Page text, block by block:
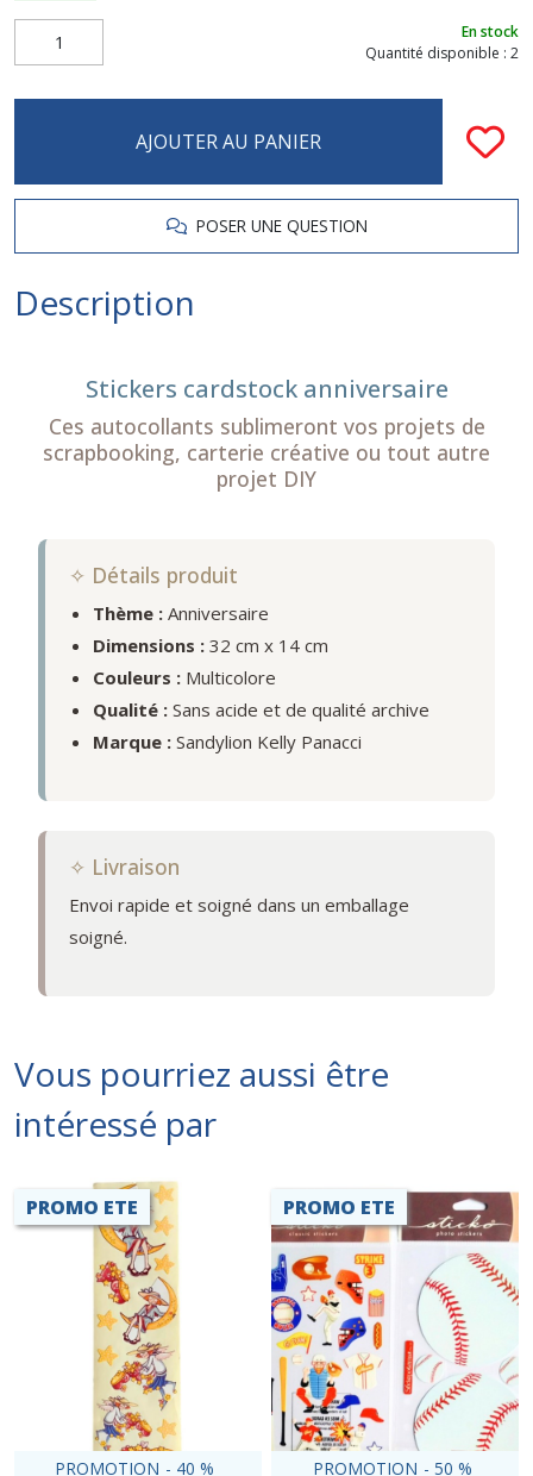
En stock
Quantité disponible : 2
AJOUTER AU PANIER
POSER UNE QUESTION
Description
Stickers cardstock anniversaire
Ces autocollants sublimeront vos projets de
scrapbooking, carterie créative ou tout autre
projet DIY
✧ Détails produit
Thème : Anniversaire
Dimensions : 32 cm x 14 cm
Couleurs : Multicolore
Qualité : Sans acide et de qualité archive
Marque : Sandylion Kelly Panacci
✧ Livraison
Envoi rapide et soigné dans un emballage
soigné.
Vous pourriez aussi être
intéressé par
PROMO ETE
PROMOTION - 40 %
PROMO ETE
PROMOTION - 50 %